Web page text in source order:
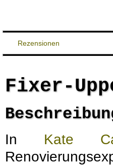
Rezensionen
Fixer-
In Kate